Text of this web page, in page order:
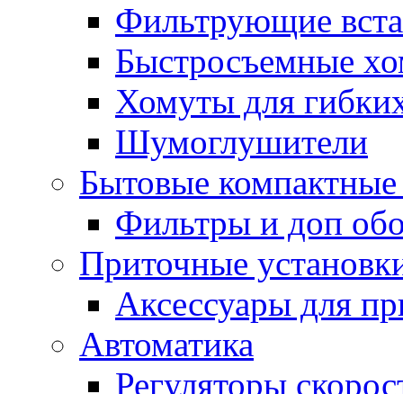
Фильтрующие
Быстросъемные
Хомуты для
Шумоглушители
Бытовые
Фильтры и доп
Приточные
Аксессуары для
Автоматика
Регуляторы